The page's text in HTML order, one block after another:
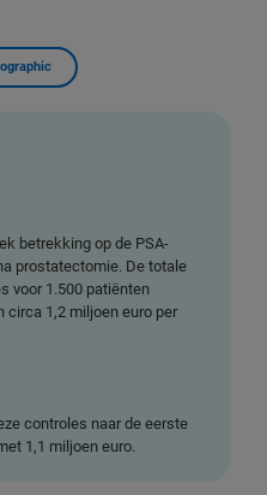
betrekking op de PSA-
prostatectomie. De totale
voor 1.500 patiënten
circa 1,2 miljoen euro per
controles naar de eerste
1,1 miljoen euro.